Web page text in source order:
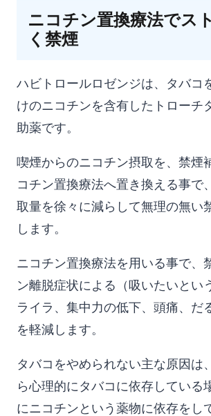
個
ニコチン置換療法でス
く禁煙
ハビトロールロゼンジは、タバコ
けのニコチンを含有したトローチ
助薬です。
喫煙からのニコチン摂取を、禁煙
コチン置換療法へ置き換える事で
取量を徐々に減らして無理の無い
します。
ニコチン置換療法を用いる事で、
ン離脱症状による（吸いたいとい
ライラ、集中力の低下、頭痛、だ
を軽減します。
タバコをやめられない主な原因は
ら心理的にタバコに依存している
にニコチンという薬物に依存をし